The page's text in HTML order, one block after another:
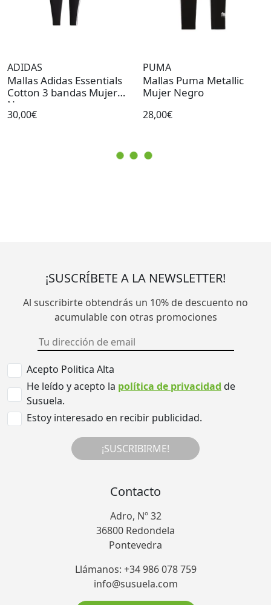
ADIDAS
Mallas Adidas Essentials
Cotton 3 bandas Mujer
Negro
30,00€
PUMA
Mallas Puma Metallic
Mujer Negro
28,00€
¡SUSCRÍBETE A LA NEWSLETTER!
Al suscribirte obtendrás un 10% de descuento no
acumulable con otras promociones
Acepto Politica Alta
He leído y acepto la política de privacidad de
Susuela.
Estoy interesado en recibir publicidad.
¡SUSCRIBIRME!
Contacto
Adro, Nº 32
36800 Redondela
Pontevedra
Llámanos: +34 986 078 759
info@susuela.com